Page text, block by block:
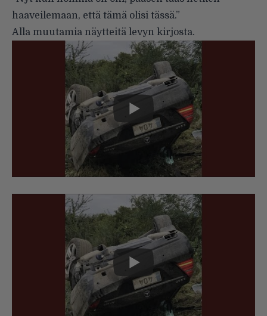
haaveilemaan, että tämä olisi tässä.”
Alla muutamia näytteitä levyn kirjosta.